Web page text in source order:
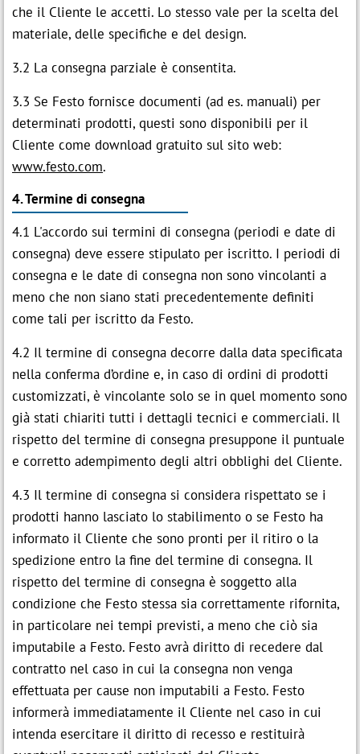
che il Cliente le accetti. Lo stesso vale per la scelta del
materiale, delle specifiche e del design.
3.2 La consegna parziale è consentita.
3.3 Se Festo fornisce documenti (ad es. manuali) per
determinati prodotti, questi sono disponibili per il
Cliente come download gratuito sul sito web:
www.festo.com.
4. Termine di consegna
4.1 L'accordo sui termini di consegna (periodi e date di
consegna) deve essere stipulato per iscritto. I periodi di
consegna e le date di consegna non sono vincolanti a
meno che non siano stati precedentemente definiti
come tali per iscritto da Festo.
4.2 Il termine di consegna decorre dalla data specificata
nella conferma d’ordine e, in caso di ordini di prodotti
customizzati, è vincolante solo se in quel momento sono
già stati chiariti tutti i dettagli tecnici e commerciali. Il
rispetto del termine di consegna presuppone il puntuale
e corretto adempimento degli altri obblighi del Cliente.
4.3 Il termine di consegna si considera rispettato se i
prodotti hanno lasciato lo stabilimento o se Festo ha
informato il Cliente che sono pronti per il ritiro o la
spedizione entro la fine del termine di consegna. Il
rispetto del termine di consegna è soggetto alla
condizione che Festo stessa sia correttamente rifornita,
in particolare nei tempi previsti, a meno che ciò sia
imputabile a Festo. Festo avrà diritto di recedere dal
contratto nel caso in cui la consegna non venga
effettuata per cause non imputabili a Festo. Festo
informerà immediatamente il Cliente nel caso in cui
intenda esercitare il diritto di recesso e restituirà